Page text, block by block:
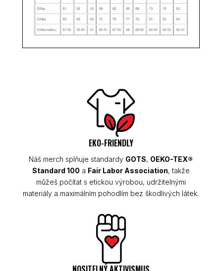
EKO-FRIENDLY
Náš merch splňuje standardy GOTS, OEKO-TEX®
Standard 100 a Fair Labor Association, takže
můžeš počítat s etickou výrobou, udržitelnými
materiály a maximálním pohodlím bez škodlivých látek.